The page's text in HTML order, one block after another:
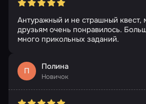
Антуражный и не страшный квест,
друзьям очень понравилось.
много прикольных заданий.
П Полина
Новичок